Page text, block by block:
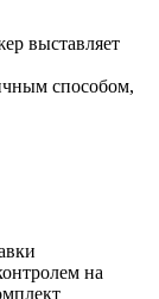
выставляет
способом,
на